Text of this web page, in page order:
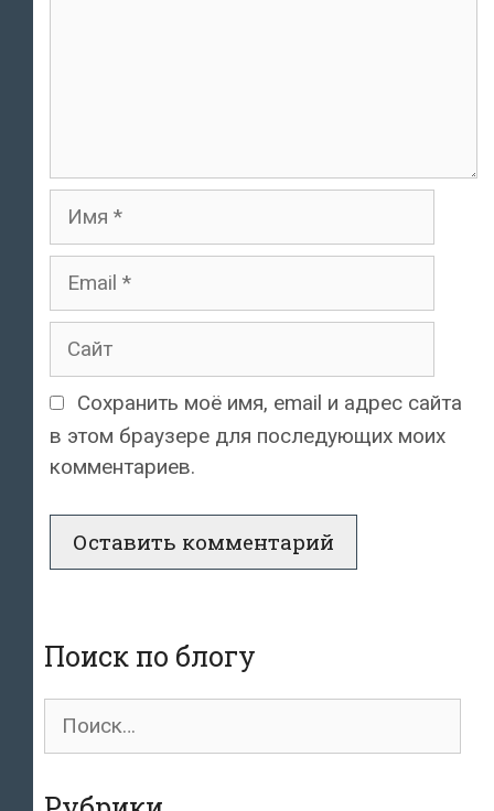
Имя
Email
Сайт
Сохранить моё имя, email и адрес сайта
в этом браузере для последующих моих
комментариев.
Поиск по блогу
Поиск